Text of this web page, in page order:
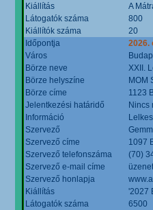
Kiállítás
A
Látogatók száma
800
Kiállítók száma
20
Időpontja
2026.
Város
Börze neve
XXII.
Börze helyszíne
MOM
Börze címe
1123
Jelentkezési határidő
Nincs
Információ
Szervező
Szervező címe
1097
Szervező telefonszáma
(70)
Szervező e-mail címe
Szervező honlapja
Kiállítás
'2027
Látogatók száma
6500